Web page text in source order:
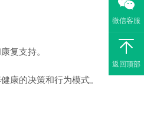
复支持。
康的决策和行为模式。
微信客服
返回顶部